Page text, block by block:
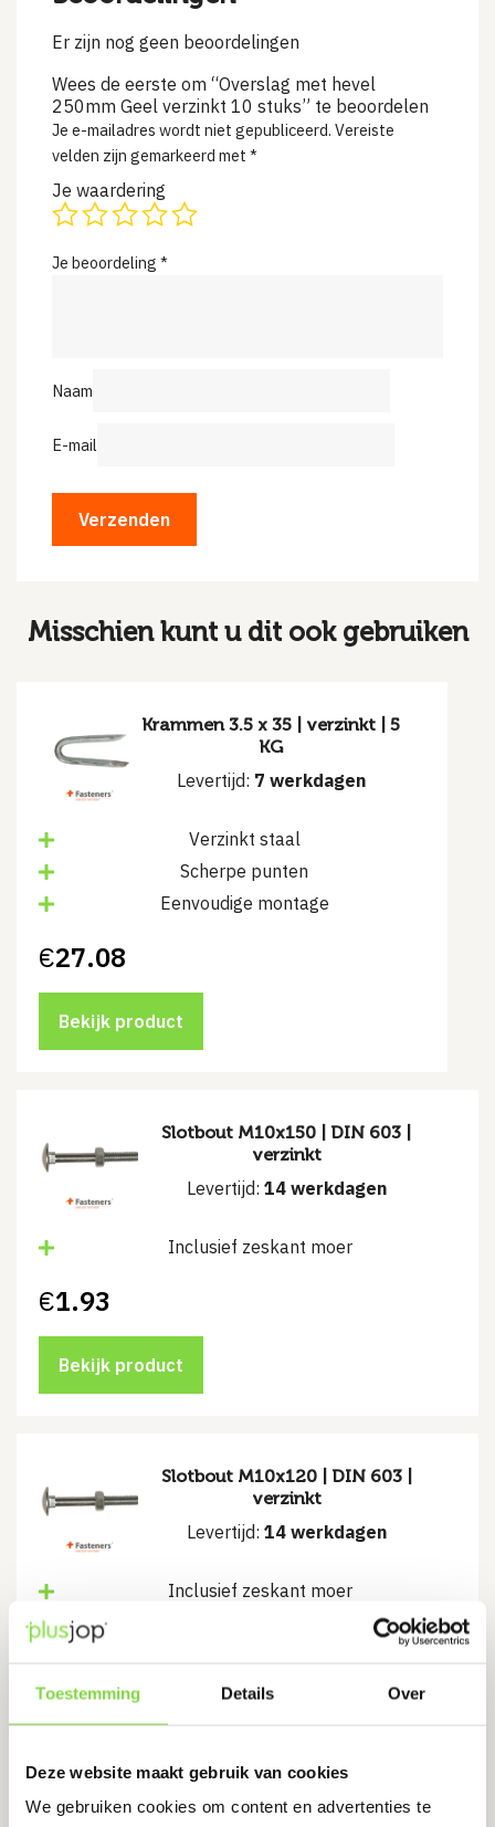
Toestemming Details Over
Deze website maakt gebruik van cookies
We gebruiken cookies om content en advertenties te
Er zijn nog geen beoordelingen
Wees de eerste om “Overslag met hevel
250mm Geel verzinkt 10 stuks” te beoordelen
Je e-mailadres wordt niet gepubliceerd. Vereiste
velden zijn gemarkeerd met *
Je waardering
Je beoordeling *
Naam
E-mail
Misschien kunt u dit ook gebruiken
Krammen 3.5 x 35 | verzinkt | 5
KG
Levertijd: 7 werkdagen
Verzinkt staal
Scherpe punten
Eenvoudige montage
€27.08
Bekijk product
Slotbout M10x150 | DIN 603 |
verzinkt
Levertijd: 14 werkdagen
Inclusief zeskant moer
€1.93
Bekijk product
Slotbout M10x120 | DIN 603 |
verzinkt
Levertijd: 14 werkdagen
Inclusief zeskant moer
€1.58
Bekijk product
Slotbout M8x90 | DIN 603 |